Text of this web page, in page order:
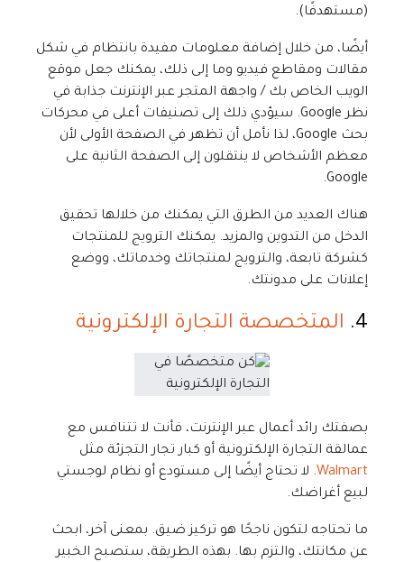
(مستهدفًا).
أيضًا، من خلال إضافة معلومات مفيدة بانتظام في شكل
مقالات ومقاطع فيديو وما إلى ذلك، يمكنك جعل موقع
الويب الخاص بك / واجهة المتجر عبر الإنترنت جذابة في
نظر Google. سيؤدي ذلك إلى تصنيفات أعلى في محركات
بحث Google، لذا نأمل أن تظهر في الصفحة الأولى لأن
معظم الأشخاص لا ينتقلون إلى الصفحة الثانية على
Google.
هناك العديد من الطرق التي يمكنك من خلالها تحقيق
الدخل من التدوين والمزيد. يمكنك الترويج للمنتجات
كشركة تابعة، والترويج لمنتجاتك وخدماتك، ووضع
إعلانات على مدونتك.
4. المتخصصة التجارة الإلكترونية
بصفتك رائد أعمال عبر الإنترنت، فأنت لا تتنافس مع
عمالقة التجارة الإلكترونية أو كبار تجار التجزئة مثل
Walmart. لا تحتاج أيضًا إلى مستودع أو نظام لوجستي
لبيع أغراضك.
ما تحتاجه لتكون ناجحًا هو تركيز ضيق. بمعنى آخر، ابحث
عن مكانتك، والتزم بها. بهذه الطريقة، ستصبح الخبير